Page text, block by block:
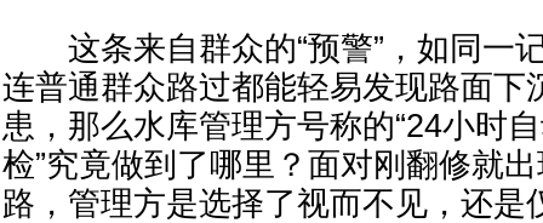
这条来自群众的“预警”，如同一
连普通群众路过都能轻易发现路面下
患，那么水库管理方号称的“24小时
检”究竟做到了哪里？面对刚翻修就
路，管理方是选择了视而不见，还是